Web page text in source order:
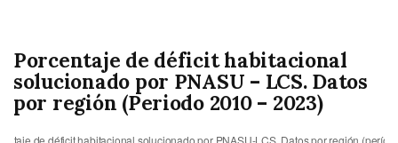
Porcentaje de déficit habitacional
solucionado por PNASU – LCS. Datos
por región (Periodo 2010 – 2023)